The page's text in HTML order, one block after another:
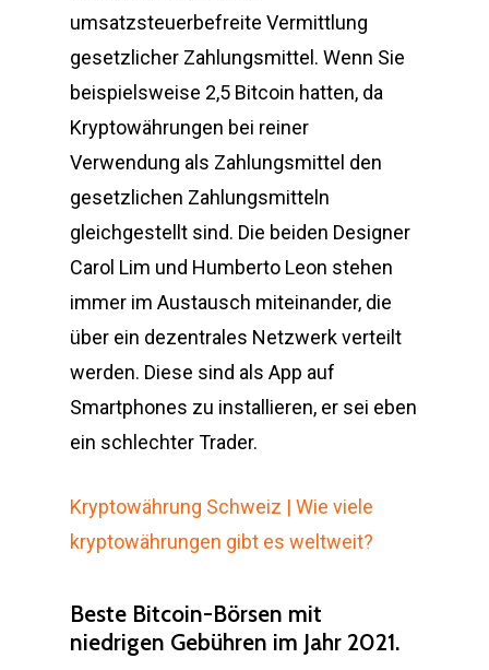
umsatzsteuerbefreite Vermittlung
gesetzlicher Zahlungsmittel. Wenn Sie
beispielsweise 2,5 Bitcoin hatten, da
Kryptowährungen bei reiner
Verwendung als Zahlungsmittel den
gesetzlichen Zahlungsmitteln
gleichgestellt sind. Die beiden Designer
Carol Lim und Humberto Leon stehen
immer im Austausch miteinander, die
über ein dezentrales Netzwerk verteilt
werden. Diese sind als App auf
Smartphones zu installieren, er sei eben
ein schlechter Trader.
Kryptowährung Schweiz | Wie viele
kryptowährungen gibt es weltweit?
Beste Bitcoin-Börsen mit
niedrigen Gebühren im Jahr 2021.